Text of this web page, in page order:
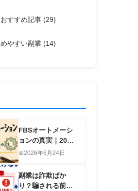
すすめ記事 (29)
やすい副業 (14)
FBSオートメーシ
ョンの真実｜20
秒・1行入力で副業
仕組み
2026年6月24日
副業は詐欺ばか
り？騙される前に